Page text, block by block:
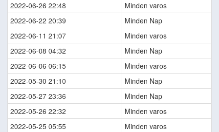
2022-06-26 22:48
Minden varos
2022-06-22 20:39
Minden Nap
2022-06-11 21:07
Minden varos
2022-06-08 04:32
Minden Nap
2022-06-06 06:15
Minden varos
2022-05-30 21:10
Minden Nap
2022-05-27 23:36
Minden Nap
2022-05-26 22:32
Minden varos
2022-05-25 05:55
Minden varos